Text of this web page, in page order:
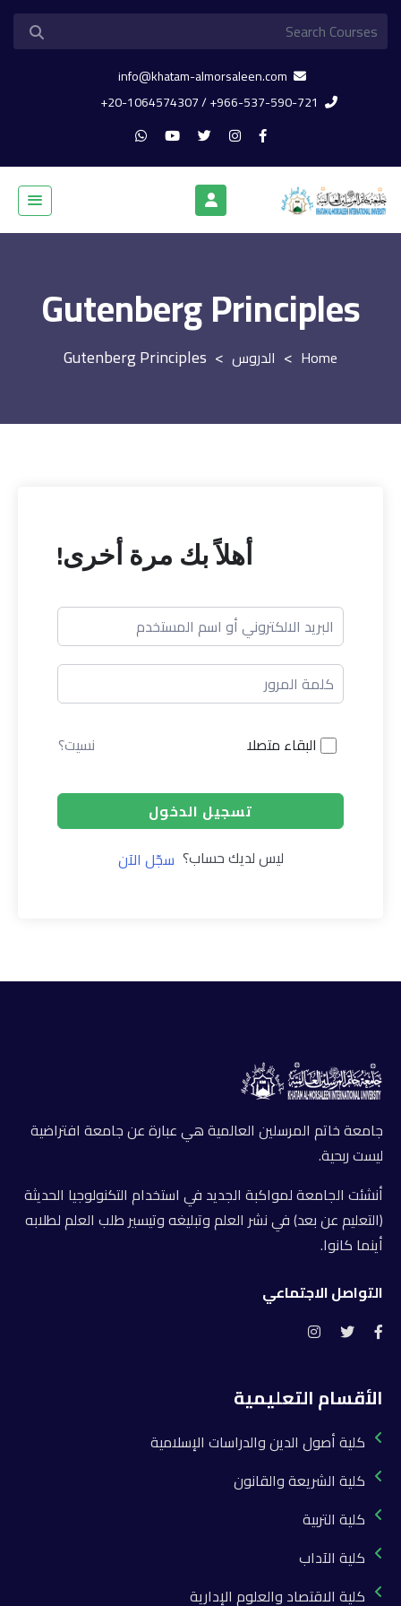
Gutenberg Principles
> الدروس >
Gutenberg Principles
أهلاً بك مرة أخرى!
البقاء متصلا نسيت؟
تسجيل الدخول
ليس لديك حساب؟ سجّل الآن
جامعة خاتم المرسلين العالمية هي عبارة عن جامعة افتراضية
ليست ربحية.
أنشئت الجامعة لمواكبة الجديد في استخدام التكنولوجيا الحديثة
(التعليم عن بعد) في نشر العلم وتبليغه وتيسير طلب العلم لطلابه
أينما كانوا.
التواصل الاجتماعي
الأقسام التعليمية
كلية أصول الدين والدراسات الإسلامية
كلية الشريعة والقانون
كلية التربية
كلية الآداب
كلية الاقتصاد والعلوم الإدارية